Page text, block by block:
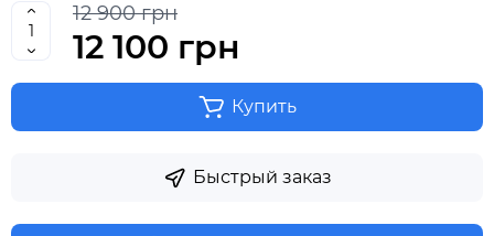
12 900 грн
12 100 грн
Купить
Быстрый заказ